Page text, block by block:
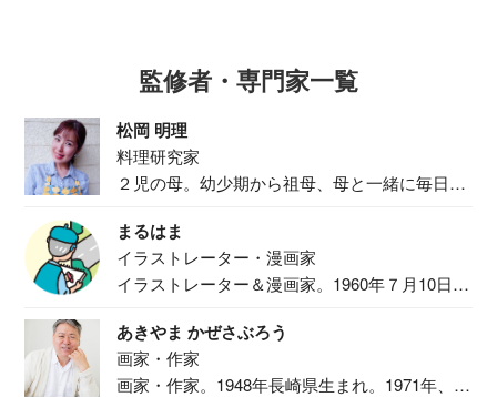
監修者・専門家一覧
松岡 明理
料理研究家
２児の母。幼少期から祖母、母と一緒に毎日の
まるはま
イラストレーター・漫画家
イラストレーター＆漫画家。1960年７月10日生
あきやま かぜさぶろう
画家・作家
画家・作家。1948年長崎県生まれ。1971年、